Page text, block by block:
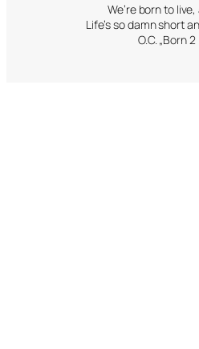
We’re born to
Life’s so damn short
O.C. „Born 2